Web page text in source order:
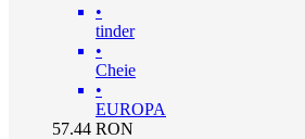
•
tinder
•
Cheie
•
EUROPA
57.44 RON